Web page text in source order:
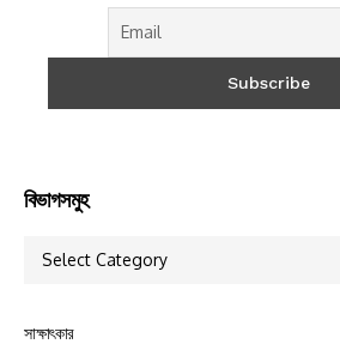
বিভাগসমুহ
সাক্ষাৎকার